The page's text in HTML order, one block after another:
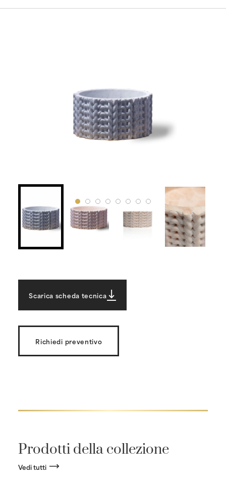
Scarica scheda tecnica
Richiedi preventivo
Prodotti della collezione
Vedi tutti